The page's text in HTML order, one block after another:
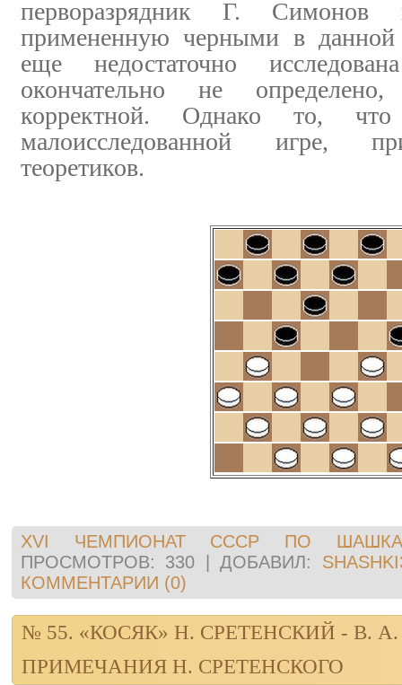
перворазрядник Г. Симонов
примененную черными в данной
еще недостаточно
окончательно не
корректной. Однако то,
малоисследованной игре,
теоретиков.
XVI ЧЕМПИОНАТ СССР ПО
ПРОСМОТРОВ:
330 |ДОБАВИЛ:
КОММЕНТАРИИ (0)
№ 55. «КОСЯК» Н. СРЕТЕНСКИЙ - В.
ПРИМЕЧАНИЯ Н. СРЕТЕНСКОГО